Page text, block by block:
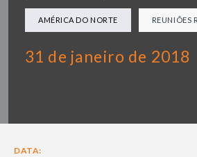
AMÉRICA DO NORTE REUNIÕES
31 de janeiro de 2018
DATA: